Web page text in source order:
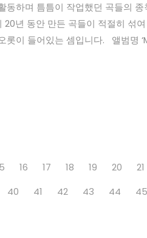
동하며 틈틈이 작업했던 곡들의
년 동안 만든 곡들이 적절히 섞
이 들어있는 셈입니다. 앨범명
16 17 18 19 20 21
40 41 42 43 44 45